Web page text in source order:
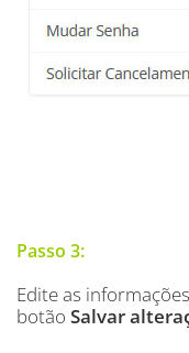
Passo 3:
Edite as
botão Salvar